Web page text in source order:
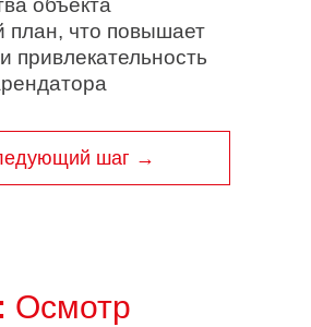
объекта
план, что повышает
привлекательность
шаг →
Осмотр